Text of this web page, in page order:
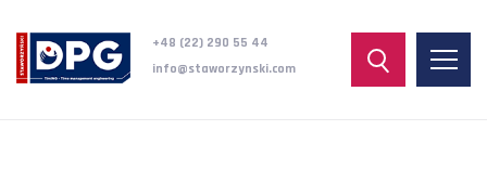
+48 (22) 290 55 44
info@staworzynski.com